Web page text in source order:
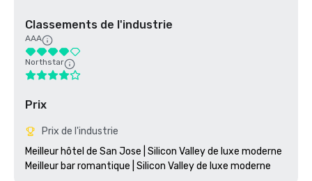
Classements de l'industrie
AAA
Northstar
Prix
Prix de l'industrie
Meilleur hôtel de San Jose | Silicon Valley de luxe moderne